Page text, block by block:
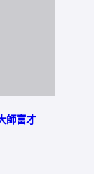
師富才